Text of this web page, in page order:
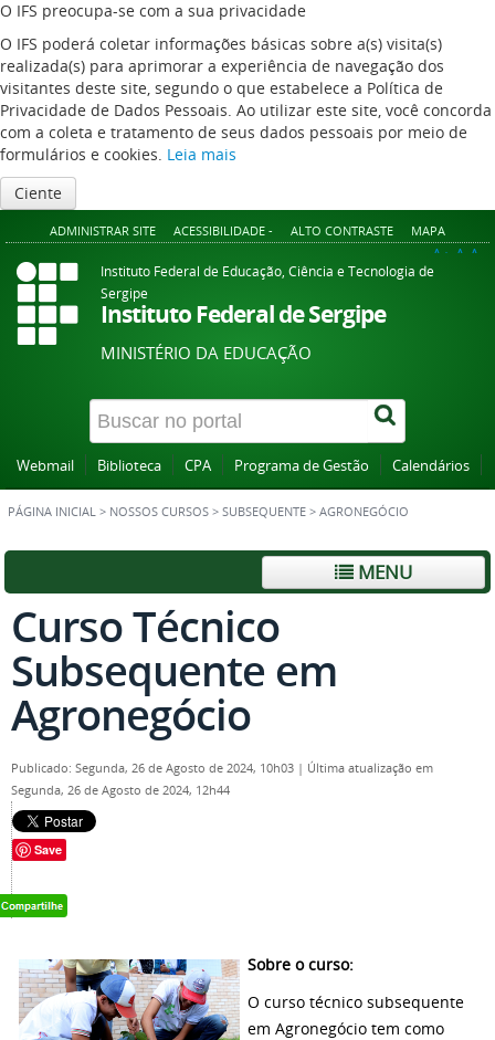
O IFS preocupa-se com a sua privacidade
O IFS poderá coletar informações básicas sobre a(s) visita(s)
realizada(s) para aprimorar a experiência de navegação dos
visitantes deste site, segundo o que estabelece a Política de
Privacidade de Dados Pessoais. Ao utilizar este site, você concorda
com a coleta e tratamento de seus dados pessoais por meio de
formulários e cookies. Leia mais
Ciente
ADMINISTRAR SITE ACESSIBILIDADE - ALTO CONTRASTE MAPA
A+ A A-
Instituto Federal de Educação, Ciência e Tecnologia de
Sergipe
Instituto Federal de Sergipe
MINISTÉRIO DA EDUCAÇÃO
Webmail Biblioteca CPA Programa de Gestão Calendários
PÁGINA INICIAL > NOSSOS CURSOS > SUBSEQUENTE > AGRONEGÓCIO
MENU
Curso Técnico
Subsequente em
Agronegócio
Publicado: Segunda, 26 de Agosto de 2024, 10h03 | Última atualização em
Segunda, 26 de Agosto de 2024, 12h44
Save
Sobre o curso:
O curso técnico subsequente
em Agronegócio tem como